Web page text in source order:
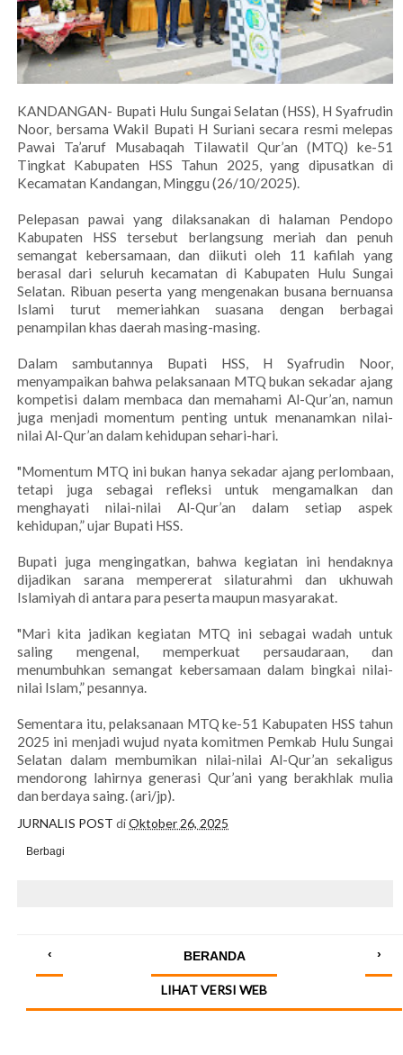
KANDANGAN- Bupati Hulu Sungai Selatan (HSS), H Syafrudin
Noor, bersama Wakil Bupati H Suriani secara resmi melepas
Pawai Ta’aruf Musabaqah Tilawatil Qur’an (MTQ) ke-51
Tingkat Kabupaten HSS Tahun 2025, yang dipusatkan di
Kecamatan Kandangan, Minggu (26/10/2025).
Pelepasan pawai yang dilaksanakan di halaman Pendopo
Kabupaten HSS tersebut berlangsung meriah dan penuh
semangat kebersamaan, dan diikuti oleh 11 kafilah yang
berasal dari seluruh kecamatan di Kabupaten Hulu Sungai
Selatan. Ribuan peserta yang mengenakan busana bernuansa
Islami turut memeriahkan suasana dengan berbagai
penampilan khas daerah masing-masing.
Dalam sambutannya Bupati HSS, H Syafrudin Noor,
menyampaikan bahwa pelaksanaan MTQ bukan sekadar ajang
kompetisi dalam membaca dan memahami Al-Qur’an, namun
juga menjadi momentum penting untuk menanamkan nilai-
nilai Al-Qur’an dalam kehidupan sehari-hari.
"Momentum MTQ ini bukan hanya sekadar ajang perlombaan,
tetapi juga sebagai refleksi untuk mengamalkan dan
menghayati nilai-nilai Al-Qur’an dalam setiap aspek
kehidupan,” ujar Bupati HSS.
Bupati juga mengingatkan, bahwa kegiatan ini hendaknya
dijadikan sarana mempererat silaturahmi dan ukhuwah
Islamiyah di antara para peserta maupun masyarakat.
"Mari kita jadikan kegiatan MTQ ini sebagai wadah untuk
saling mengenal, memperkuat persaudaraan, dan
menumbuhkan semangat kebersamaan dalam bingkai nilai-
nilai Islam,” pesannya.
Sementara itu, pelaksanaan MTQ ke-51 Kabupaten HSS tahun
2025 ini menjadi wujud nyata komitmen Pemkab Hulu Sungai
Selatan dalam membumikan nilai-nilai Al-Qur’an sekaligus
mendorong lahirnya generasi Qur’ani yang berakhlak mulia
dan berdaya saing. (ari/jp).
JURNALIS POST diOktober 26, 2025
Berbagi
‹ ›
BERANDA
LIHAT VERSI WEB